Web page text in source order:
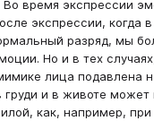
время экспрессии
экспрессии, когда
разряд, мы
Но и в тех
лица подавлена
и в животе может
как, например,